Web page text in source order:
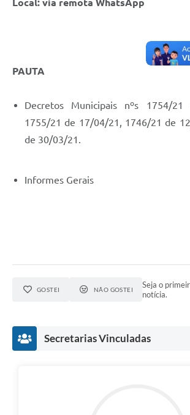
Local: via remota WhatsApp
PAUTA
Decretos Municipais nºs 1754/
1755/21 de 17/04/21, 1746/21 de
de 30/03/21.
Informes Gerais
GOSTEI NÃO GOSTEI
Seja o
notícia.
Secretarias Vinculadas